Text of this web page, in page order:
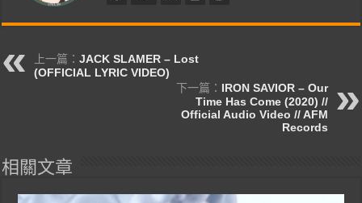
上一篇：JACK SLAMER – Lost
(OFFICIAL LYRIC VIDEO)
下一篇： IRON SAVIOR – Our
Time Has Come (2020) //
Official Audio Video // AFM
Records
相關文章